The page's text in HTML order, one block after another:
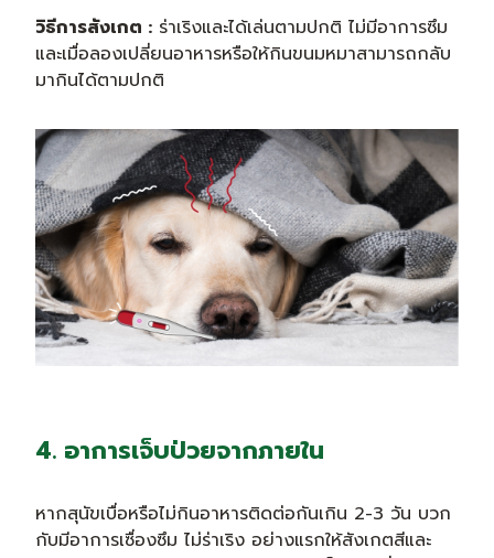
วิธีการสังเกต : ร่าเริงและได้เล่นตามปกติ ไม่มีอาการซึม
และเมื่อลองเปลี่ยนอาหารหรือให้กินขนมหมาสามารถกลับ
มากินได้ตามปกติ
4. อาการเจ็บป่วยจากภายใน
หากสุนัขเบื่อหรือไม่กินอาหารติดต่อกันเกิน 2-3 วัน บวก
กับมีอาการเซื่องซึม ไม่ร่าเริง อย่างแรกให้สังเกตสีและ